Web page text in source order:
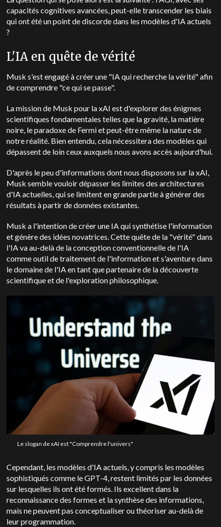
capacités cognitives avancées, peut-elle transcender les biais
qui ont été un point de discorde dans les modèles d'IA actuels
?
L'IA en quête de vérité
Musk s'est engagé à créer une "IA qui recherche la vérité" afin
de comprendre "ce qui se passe".
La mission de Musk pour la xAI est d'explorer des énigmes
scientifiques fondamentales telles que la gravité, la matière
noire, le paradoxe de Fermi et peut-être même la nature de
notre réalité. Bien entendu, cela nécessitera des modèles qui
dépassent de loin ceux auxquels nous avons accès aujourd'hui.
D'après le peu d'informations dont nous disposons sur la xAI,
Musk semble vouloir dépasser les limites des architectures
d'IA actuelles, qui se limitent en grande partie à générer des
résultats à partir de données existantes.
Musk a l'intention de créer une IA qui synthétise l'information
et génère des idées novatrices. Cette quête de la "vérité" dans
l'IA va au-delà de la conception conventionnelle de l'IA
comme outil de traitement de l'information et s'aventure dans
le domaine de l'IA en tant que partenaire de la découverte
scientifique et de l'exploration philosophique.
Le slogan de xAI est "Comprendre l'univers"
Cependant, les modèles d'IA actuels, y compris les modèles
sophistiqués comme le GPT-4, restent limités par les données
sur lesquelles ils ont été formés. Ils excellent dans la
reconnaissance des formes et la synthèse des informations,
mais ne peuvent pas conceptualiser ou théoriser au-delà de
leur programmation.